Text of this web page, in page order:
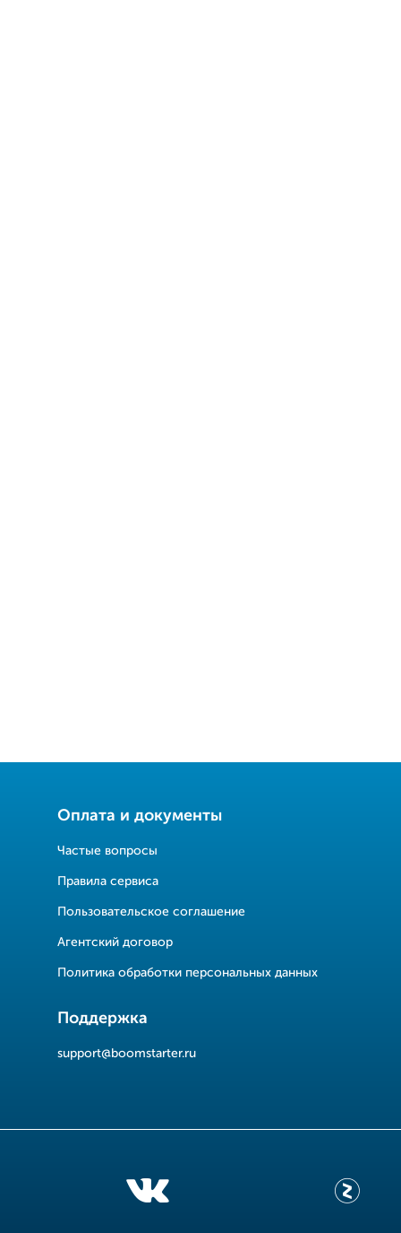
Оплата и документы
Частые вопросы
Правила сервиса
Пользовательское соглашение
Агентский договор
Политика обработки персональных данных
Поддержка
support@boomstarter.ru